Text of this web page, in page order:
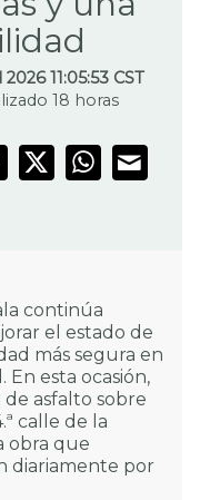
11:05:53 CST
18 horas
continúa
el estado de
más segura en
En esta ocasión,
asfalto sobre
calle de la
obra que
diariamente por